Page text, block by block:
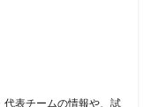
表チームの情報や、試